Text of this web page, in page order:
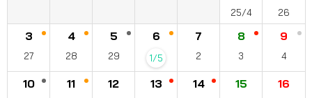
25/4 26
3
27
4
28
5
29
6
1/5
7
2
8
3
9
4
10 11 12 13 14 15 16